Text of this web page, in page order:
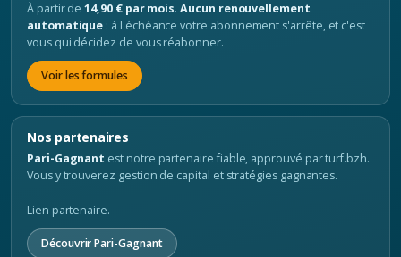
À partir de14,90 € par mois.Aucun renouvellement
automatique : à l'échéance votre abonnement s'arrête, et c'est
vous qui décidez de vous réabonner.
Voir les formules
Nos partenaires
Pari-Gagnant est notre partenaire fiable, approuvé par turf.bzh.
Vous y trouverez gestion de capital et stratégies gagnantes.
Lien partenaire.
Découvrir Pari-Gagnant